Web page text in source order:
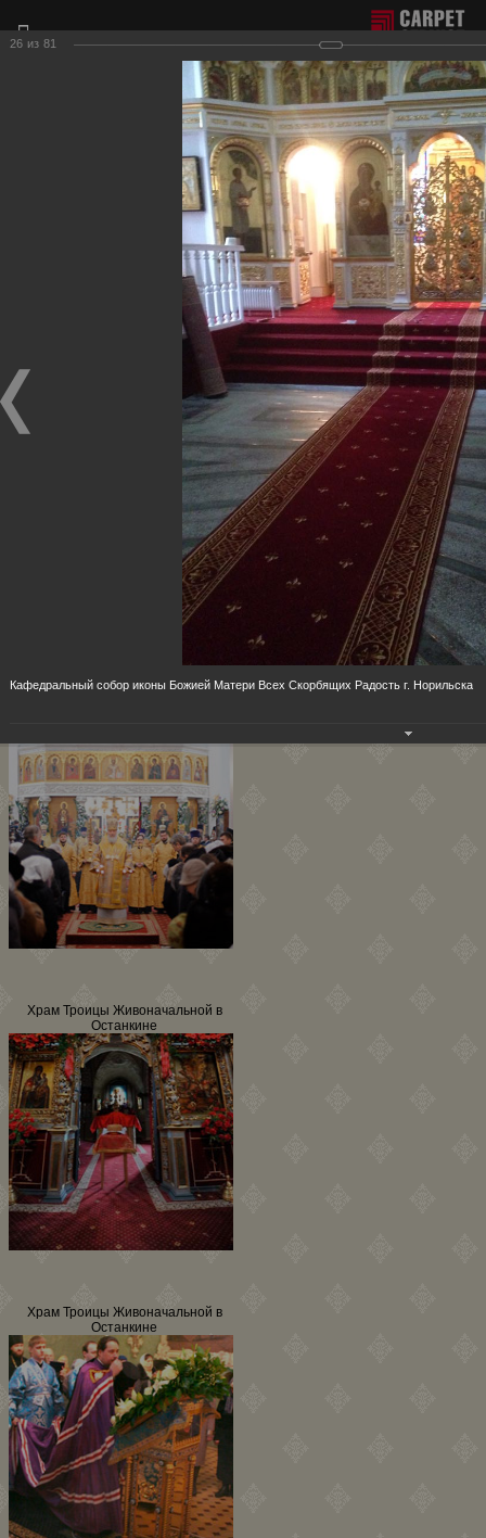
+7(495) 981-65-77
+7(8622) 62-16-77
Фотогалерея наших работ по настилу ковролина.
Для получения более подробной информации о нашей
продукции и услугах, пожалуйста, обращайтесь к нашим
менеджерам, которые с радостью ответят на любые
Ваши вопросы и приедут к Вам для демонстрации
образцов ковровых покрытий.
Храмы
Богоявленский собор г.Ногинск
Храм Троицы Живоначальной в
Останкине
Храм Троицы Живоначальной в
Останкине
26 из 81
Кафедральный собор иконы Божией Матери Всех Скорбящих Радость г. Норильска